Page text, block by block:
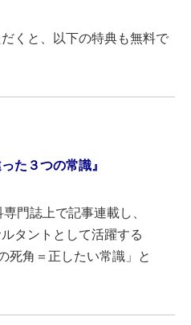
くと、以下の特典も無料で
た３つの常識』
門誌上で記事連載し、
タントとして活躍する
死角＝正したい常識」と